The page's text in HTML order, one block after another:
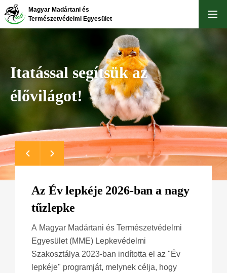
Ugrás
Magyar Madártani és
Természetvédelmi Egyesület
Itatással segítsük az
élővilágot!
Az Év lepkéje 2026-ban a nagy
tűzlepke
A Magyar Madártani és Természetvédelmi
Egyesület (MME) Lepkevédelmi
Szakosztálya 2023-ban indította el az "Év
lepkéje" programját, melynek célja, hogy